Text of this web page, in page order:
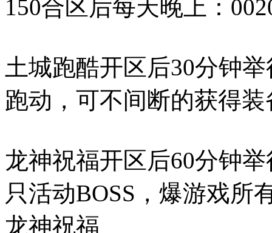
150合区后每天晚上：
土城跑酷开区后30分钟
跑动，可不间断的获得
龙神祝福开区后60分钟
只活动BOSS，爆游戏所
龙神祝福